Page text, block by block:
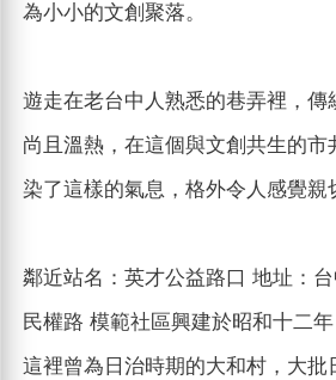
為小小的文創聚落。
遊走在老台中人熟悉的巷弄裡，傳
尚且溫熱，在這個與文創共生的市
染了這樣的氣息，格外令人感覺親
鄰近站名：英才公益路口 地址：台
民權路 模範社區興建於昭和十二
這裡曾為日治時期的大和村，大批